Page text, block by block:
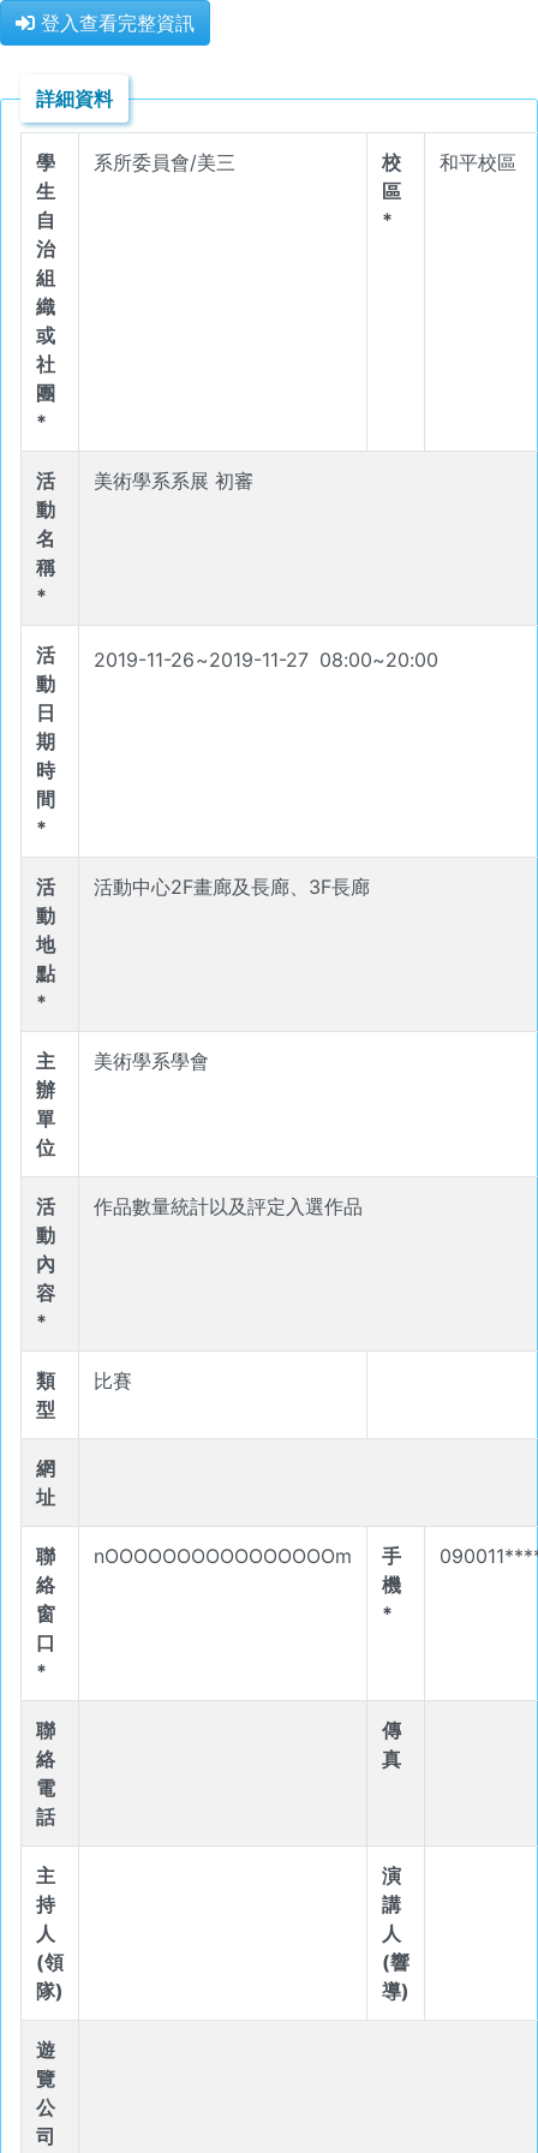
登入查看完整資訊
詳細資料
學
生
自
治
組
織
或
社
團
*
系所委員會/美三
校
區
*
和平校區
活
動
名
稱
*
美術學系系展 初審
活
動
日
期
時
間
*
2019-11-26~2019-11-27 08:00~20:00
活
動
地
點
*
活動中心2F畫廊及長廊、3F長廊
主
辦
單
位
美術學系學會
活
動
內
容
*
作品數量統計以及評定入選作品
類
型
比賽
網
址
聯
絡
窗
口
*
nOOOOOOOOOOOOOOOOm
手
機
*
聯
絡
電
話
傳
真
主
持
人
(領
隊)
演
講
人
(響
導)
遊
覽
公
司